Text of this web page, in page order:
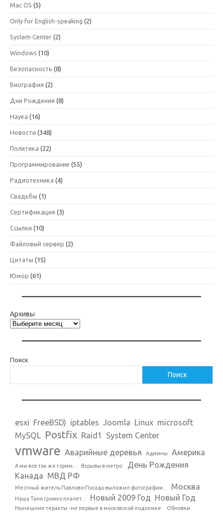
Mac OS (5)
Only for English-speaking (2)
System Center (2)
Windows (10)
Безопасность (8)
Биография (2)
Дни Рождения (8)
Наука (16)
Новости (348)
Политика (22)
Программирование (55)
Радиотехника (4)
Свадьбы (1)
Сертификация (3)
Ссылки (10)
Файловый сервер (2)
Цитаты (15)
Юмор (61)
Архивы
Поиск
Поиск
esxi FreeBSD) iptables Joomla Linux microsoft
MySQL Postfix Raid1 System Center
vmware Аварийные деревья Админы Америка
А мы все так же горим... Взрывы в метро:
День Рождения
Канада МВД РФ
Местный житель Павлово-Посада выложил фотографии... Москва
Наша Таня громко плачет... Новый 2009 Год Новый Год
Нынешние теракты - не первые в московской подземке. Обновки